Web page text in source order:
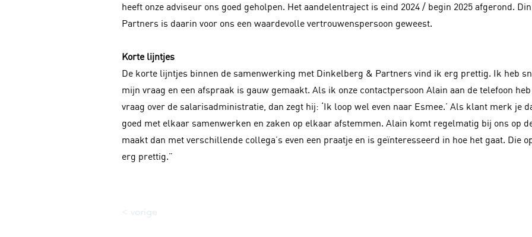
heeft onze adviseur ons goed geholpen. Het aandelentraject is eind 2024 / begin 2025 afgerond.
Partners is daarin voor ons een waardevolle vertrouwenspersoon geweest.
Korte lijntjes
De korte lijntjes binnen de samenwerking met Dinkelberg & Partners vind ik erg prettig. Ik heb
mijn vraag en een afspraak is gauw gemaakt. Als ik onze contactpersoon Alain aan de telefoon
vraag over de salarisadministratie, dan zegt hij: ‘Ik loop wel even naar Esmee.’ Als klant merk je
goed met elkaar samenwerken en zaken op elkaar afstemmen. Alain komt regelmatig bij ons op
maakt dan met verschillende collega’s even een praatje en is geïnteresseerd in hoe het gaat. Die
erg prettig.”
< vorige